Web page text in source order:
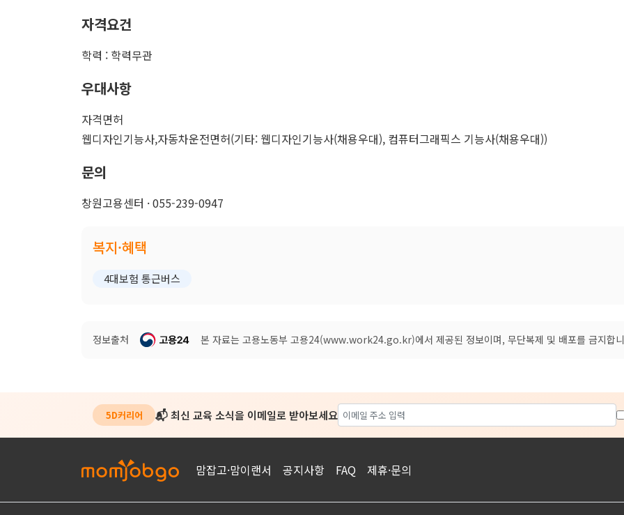
자격요건
학력 : 학력무관
우대사항
자격면허
웹디자인기능사,자동차운전면허(기타: 웹디자인기능사(채용우대), 컴퓨터그래픽스 기능사(채용우대))
문의
창원고용센터 · 055-239-0947
복지·혜택
4대보험 통근버스
정보출처 본 자료는 고용노동부 고용24(www.work24.go.kr)에서 제공된 정보이며, 무단복제 및 배포를 금지합
5D커리어 📬 최신 교육 소식을 이메일로 받아보세요
맘잡고·맘이랜서 공지사항 FAQ 제휴·문의